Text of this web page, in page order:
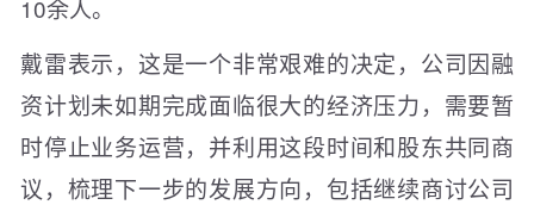
10余人。
戴雷表示，这是一个非常艰难的决定，公司因融
资计划未如期完成面临很大的经济压力，需要暂
时停止业务运营，并利用这段时间和股东共同商
议，梳理下一步的发展方向，包括继续商讨公司